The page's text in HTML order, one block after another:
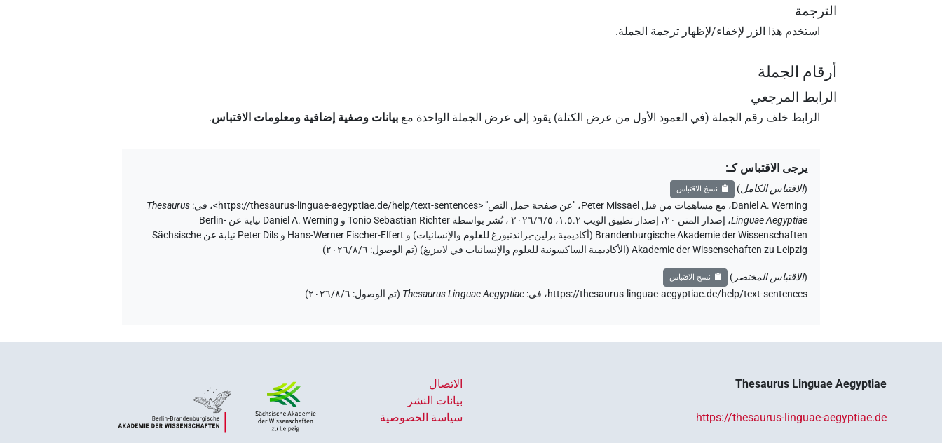
الترجمة
استخدم هذا الزر لإخفاء/لإظهار ترجمة الجملة.
أرقام الجملة
الرابط المرجعي
الرابط خلف رقم الجملة (في العمود الأول من عرض الكتلة) يقود إلى عرض الجملة الواحدة معبيانات وصفية إضافية ومعلومات الاقتباس.
يرجى الاقتباس كـ:
(الاقتباس الكامل) نسخ الاقتباس
Daniel A. Werning، مع مساهمات من قبل Peter Missael،"عن صفحة جمل النص"
<https://thesaurus-linguae-aegyptiae.de/help/text-sentences>، في:
Thesaurus
Linguae Aegyptiae،
إصدار المتن ٢٠، إصدار تطبيق الويب ۱.٥.٢، ٢٠٢٦/٦/٥ ، نُشر بواسطة Tonio Sebastian Richter و Daniel A. Werning نيابة عن Berlin-
Brandenburgische Akademie der Wissenschaften (أكاديمية برلين-براندنبورغ للعلوم والإنسانيات) و Hans-Werner Fischer-Elfert و Peter Dils نيابة عن Sächsische
Akademie der Wissenschaften zu Leipzig (الأكاديمية الساكسونية للعلوم والإنسانيات في لايبزيغ) (تم الوصول:
٦‏/٨‏/٢٠٢٦ )
(الاقتباس المختصر) نسخ الاقتباس
https://thesaurus-linguae-aegyptiae.de/help/text-sentences، في:
Thesaurus Linguae Aegyptiae
(تم الوصول: ٦‏/٨‏/٢٠٢٦ )
Thesaurus Linguae Aegyptiae
https://thesaurus-linguae-aegyptiae.de
الاتصال
بيانات النشر
سياسة الخصوصية